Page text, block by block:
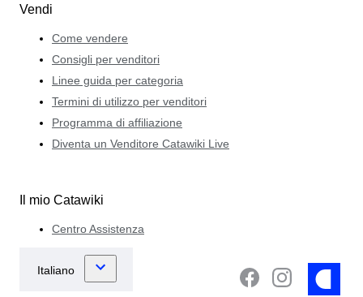
Vendi
Come vendere
Consigli per venditori
Linee guida per categoria
Termini di utilizzo per venditori
Programma di affiliazione
Diventa un Venditore Catawiki Live
Il mio Catawiki
Centro Assistenza